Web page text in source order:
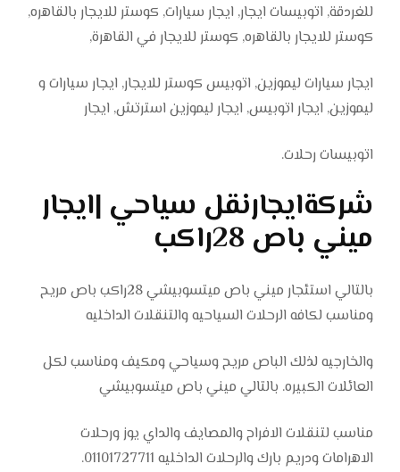
للغردقة, اتوبيسات ايجار, ايجار سيارات, كوستر للايجار بالقاهره,
كوستر للايجار بالقاهره, كوستر للايجار في القاهرة,
ايجار سيارات ليموزين, اتوبيس كوستر للايجار, ايجار سيارات و
ليموزين, ايجار اتوبيس, ايجار ليموزين استرتش, ايجار
اتوبيسات رحلات.
شركةايجارنقل سياحي |ايجار
ميني باص 28راكب
بالتالي استئجار ميني باص ميتسوبيشي 28راكب باص مريح
ومناسب لكافه الرحلات السياحيه والتنقلات الداخليه
والخارجيه لذلك الباص مريح وسياحي ومكيف ومناسب لكل
العائلات الكبيره. بالتالي ميني باص ميتسوبيشي
مناسب لتنقلات الافراح والمصايف والداي يوز ورحلات
الاهرامات ودريم بارك والرحلات الداخليه 01101727711.